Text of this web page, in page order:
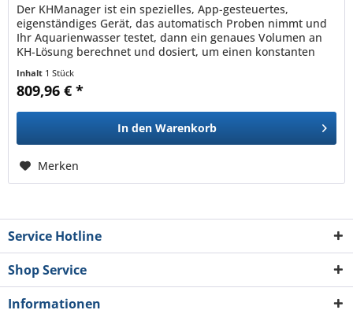
Der KHManager ist ein spezielles, App-gesteuertes,
eigenständiges Gerät, das automatisch Proben nimmt und
Ihr Aquarienwasser testet, dann ein genaues Volumen an
KH-Lösung berechnet und dosiert, um einen konstanten
Inhalt 1 Stück
809,96 € *
In den Warenkorb
Merken
Service Hotline
Shop Service
Informationen